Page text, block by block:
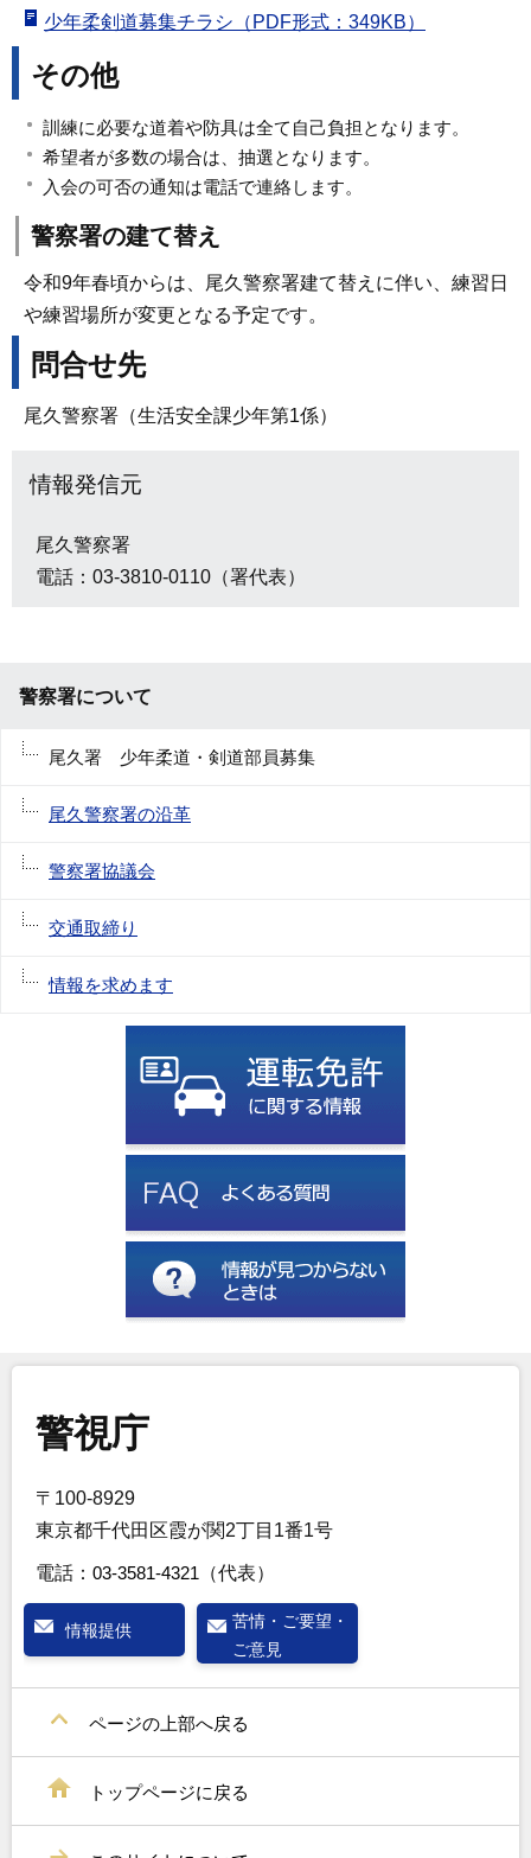
少年柔剣道募集チラシ（PDF形式：349KB）
その他
訓練に必要な道着や防具は全て自己負担となります。
希望者が多数の場合は、抽選となります。
入会の可否の通知は電話で連絡します。
警察署の建て替え
令和9年春頃からは、尾久警察署建て替えに伴い、練習日
や練習場所が変更となる予定です。
問合せ先
尾久警察署（生活安全課少年第1係）
情報発信元
尾久警察署
電話：03-3810-0110（署代表）
警察署について
尾久署 少年柔道・剣道部員募集
尾久警察署の沿革
警察署協議会
交通取締り
情報を求めます
警視庁
〒100-8929
東京都千代田区霞が関2丁目1番1号
電話： 03-3581-4321 （代表）
情報提供
苦情・ご要望・
ご意見
ページの上部へ戻る
トップページに戻る